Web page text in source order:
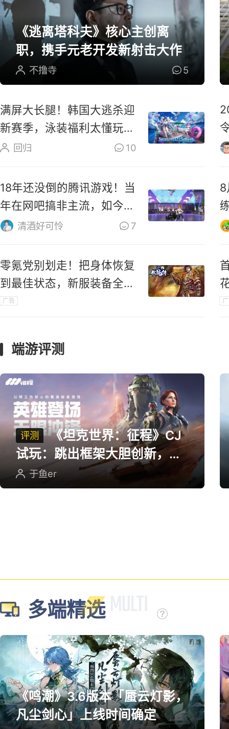
《逃离塔科夫》核心主创离
职，携手元老开发新射击大作
不撸寺 5
满屏大长腿！韩国大逃杀迎
新赛季，泳装福利太懂玩家
了
回归 10
18年还没倒的腾讯游戏！当
年在网吧搞非主流，如今成
爷青回清酒好可怜 7
8
零氪党别划走！把身体恢复
到最佳状态，新服装备全靠
打！
广告
端游评测
评测
《坦克世界：征程》CJ
试玩：跳出框架大胆创新，用
英雄射击重塑坦克对战
于鱼er
多端精选
《鸣潮》3.6版本「蜃云灯影，
凡尘剑心」上线时间确定